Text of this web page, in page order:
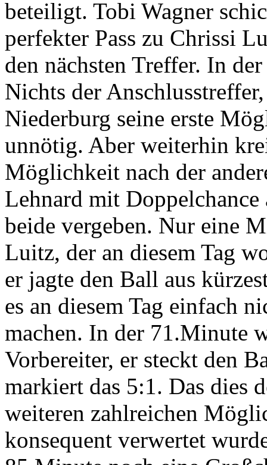
beteiligt. Tobi Wagner
perfekter Pass zu Chrissi
den nächsten Treffer. In
Nichts der
Niederburg seine erste
unnötig. Aber weiterhin
Möglichkeit nach der
Lehnard mit
beide vergeben. Nur eine
Luitz, der an diesem Tag
er jagte den Ball aus
es an diesem Tag einfach
machen. In der 71.Minute
Vorbereiter, er steckt den
markiert das 5:1. Das dies
weiteren zahlreichen
konsequent verwertet